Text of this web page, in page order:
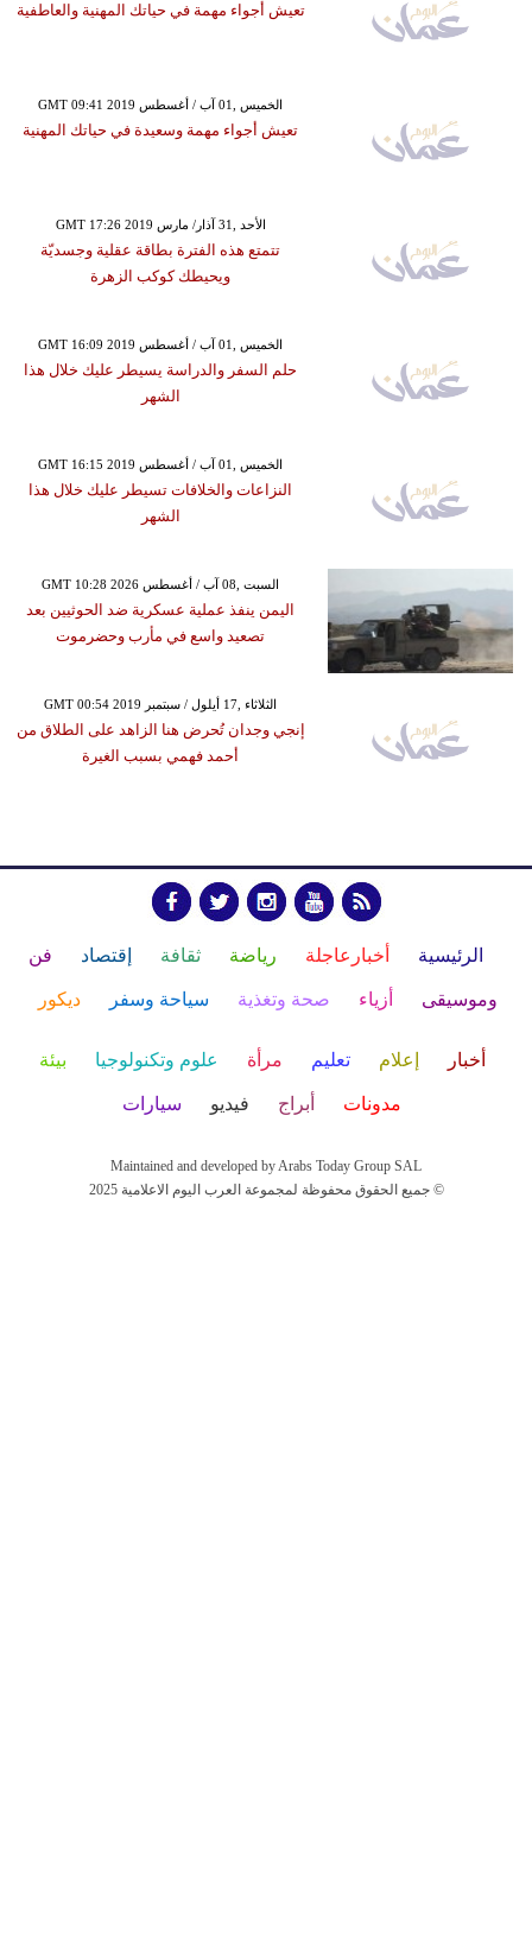
تعيش أجواء مهمة في حياتك المهنية والعاطفية
GMT 09:41 2019 الخميس ,01 آب / أغسطس
تعيش أجواء مهمة وسعيدة في حياتك المهنية
GMT 17:26 2019 الأحد ,31 آذار/ مارس
تتمتع هذه الفترة بطاقة عقلية وجسديّة
ويحيطك كوكب الزهرة
GMT 16:09 2019 الخميس ,01 آب / أغسطس
حلم السفر والدراسة يسيطر عليك خلال هذا
الشهر
GMT 16:15 2019 الخميس ,01 آب / أغسطس
النزاعات والخلافات تسيطر عليك خلال هذا
الشهر
GMT 10:28 2026 السبت ,08 آب / أغسطس
اليمن ينفذ عملية عسكرية ضد الحوثيين بعد
تصعيد واسع في مأرب وحضرموت
GMT 00:54 2019 الثلاثاء ,17 أيلول / سبتمبر
إنجي وجدان تُحرض هنا الزاهد على الطلاق من
أحمد فهمي بسبب الغيرة
الرئيسية أخبارعاجلة رياضة ثقافة إقتصاد فن
وموسيقى أزياء صحة وتغذية سياحة وسفر ديكور
أخبار إعلام تعليم مرأة علوم وتكنولوجيا بيئة
مدونات أبراج فيديو سيارات
Maintained and developed by Arabs Today Group SAL
جميع الحقوق محفوظة لمجموعة العرب اليوم الاعلامية 2025 ©